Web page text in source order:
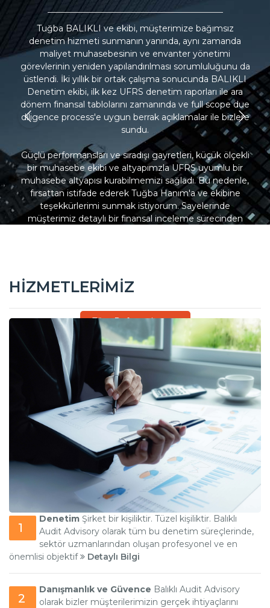
Tuğba BALIKLI ve ekibi, müşterimize bağımsız
denetim hizmeti sunmanın yanında, aynı zamanda
maliyet muhasebesinin ve envanter yönetimi
görevlerinin yeniden yapılandırılması sorumluluğunu da
üstlendi. İki yıllık bir ortak çalışma sonucunda BALIKLI
Denetim ekibi, ilk kez UFRS denetim raporları ile ara
dönem finansal tablolarını zamanında ve full scope due
diligence process'e uygun berrak açıklamalar ile bizlere
sundu.
Güçlü performansları ve sıradışı gayretleri, küçük ölçekli
bir muhasebe ekibi ve altyapımzla UFRS uyumlu bir
muhasebe altyapısı kurabilmemizi sağladı. Bu nedenle,
fırsattan istifade ederek Tuğba Hanım'a ve ekibine
teşekkürlerimi sunmak istiyorum. Sayelerinde
müşterimiz detaylı bir finansal inceleme sürecinden
İzzet Özdal, Kurumsal Finansman Direktörü, Burgan
Yatırım Menkul Değerler A.Ş.
Tüm Referanslarımız
HIZMETLERIMIZ
1
Denetim Şirket bir kişiliktir. Tüzel kişiliktir. Balıklı
Audit Advisory olarak tüm bu denetim süreçlerinde,
sektör uzmanlarından oluşan profesyonel ve en
önemlisi objektif
Detaylı Bilgi
2
Danışmanlık ve Güvence Balıklı Audit Advisory
olarak bizler müşterilerimizin gerçek ihtiyaçlarını